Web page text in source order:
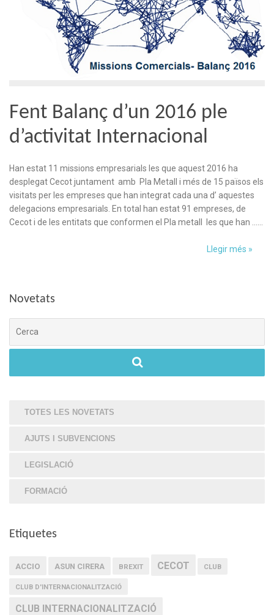
Fent Balanç d’un 2016 ple
d’activitat Internacional
Han estat 11 missions empresarials les que aquest 2016 ha
desplegat Cecot juntament amb Pla Metall i més de 15 països els
visitats per les empreses que han integrat cada una d’ aquestes
delegacions empresarials. En total han estat 91 empreses, de
Cecot i de les entitats que conformen el Pla metall les que han ……
Llegir més »
Novetats
TOTES LES NOVETATS
AJUTS I SUBVENCIONS
LEGISLACIÓ
FORMACIÓ
Etiquetes
ACCIO ASUN CIRERA BREXIT CECOT CLUB
CLUB D'INTERNACIONALITZACIÓ
CLUB INTERNACIONALITZACIÓ